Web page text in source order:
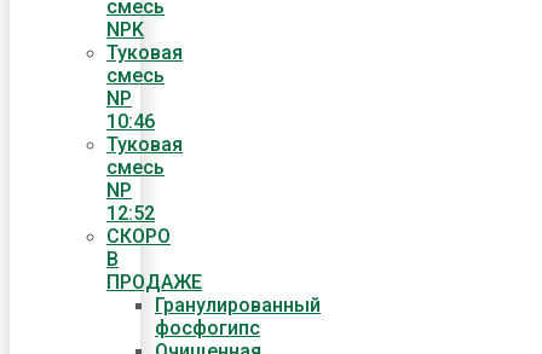
смесь
NPK
Туковая
смесь
NP
10:46
Туковая
смесь
NP
12:52
СКОРО
В
ПРОДАЖЕ
Гранулированный
фосфогипс